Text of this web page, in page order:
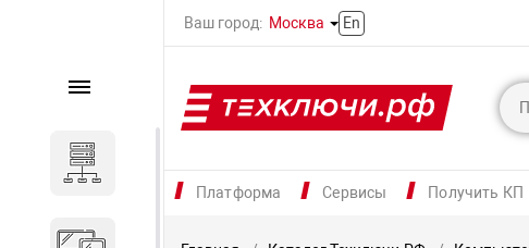
Ваш город: Москва En
Платформа Сервисы Получить КП
Каталог